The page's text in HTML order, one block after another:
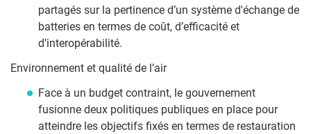
partagés sur la pertinence d’un système d'échange de
batteries en termes de coût, d’efficacité et
d’interopérabilité.
Environnement et qualité de l’air
Face à un budget contraint, le gouvernement
fusionne deux politiques publiques en place pour
atteindre les objectifs fixés en termes de restauration